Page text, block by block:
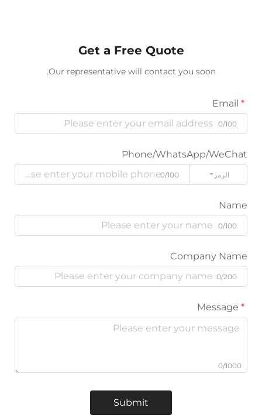
Get a Free Quote
Our representative will contact you soon.
Phone/WhatsApp/
0/100